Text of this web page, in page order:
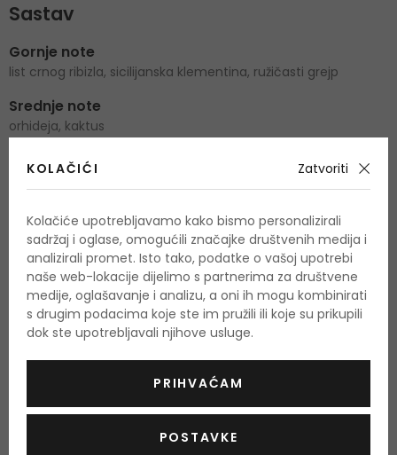
Sastav
Gornje note
list crnog ribizla, sicilijanska klementina, ružičasti grejp
Srednje note
orhideja, kaktus
Bazne note
O proizvodu
OPIS
Umjesto klasičnog univerzalnoga mirisa ovaj put se
Kleinvraća u sustav dvaju mirisa - jedan za njega, jedan za
nju. Trendy par namijenjen je za mladu generaciju koju je
Calvin Klein pokrstio u "tehno -seksualnu generaciju". In2U
izražava slobodu mladih ljudi i njihove mogućnosti stalno
OCJENA (21) OSTALE INFORMACIJE
KOLAČIĆI Zatvoriti
Kolačiće upotrebljavamo kako bismo personalizirali
sadržaj i oglase, omogućili značajke društvenih medija i
analizirali promet. Isto tako, podatke o vašoj upotrebi
naše web-lokacije dijelimo s partnerima za društvene
medije, oglašavanje i analizu, a oni ih mogu kombinirati
s drugim podacima koje ste im pružili ili koje su prikupili
dok ste upotrebljavali njihove usluge.
PRIHVAĆAM
POSTAVKE